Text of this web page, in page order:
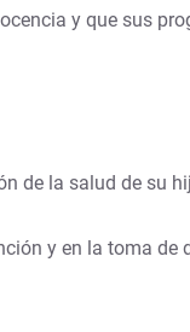
y que sus
de la salud de su
y en la toma de